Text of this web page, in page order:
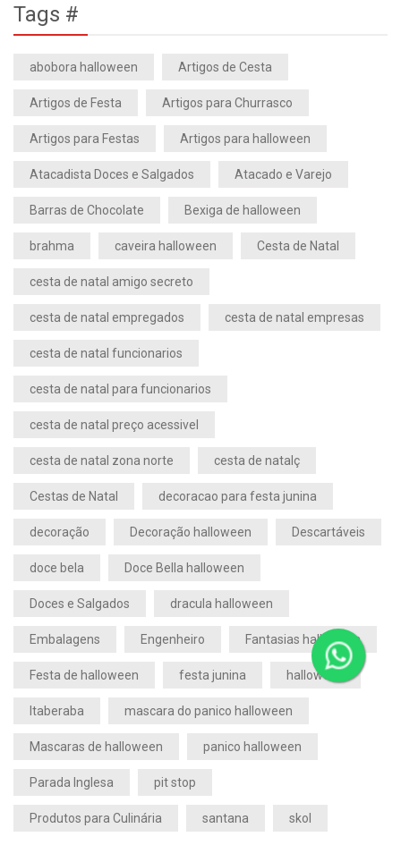
Tags #
abobora halloween Artigos de Cesta
Artigos de Festa Artigos para Churrasco
Artigos para Festas Artigos para halloween
Atacadista Doces e Salgados Atacado e Varejo
Barras de Chocolate Bexiga de halloween
brahma caveira halloween Cesta de Natal
cesta de natal amigo secreto
cesta de natal empregados cesta de natal empresas
cesta de natal funcionarios
cesta de natal para funcionarios
cesta de natal preço acessivel
cesta de natal zona norte cesta de natalç
Cestas de Natal decoracao para festa junina
decoração Decoração halloween Descartáveis
doce bela Doce Bella halloween
Doces e Salgados dracula halloween
Embalagens Engenheiro Fantasias halloween
Festa de halloween festa junina halloween
Itaberaba mascara do panico halloween
Mascaras de halloween panico halloween
Parada Inglesa pit stop
Produtos para Culinária santana skol